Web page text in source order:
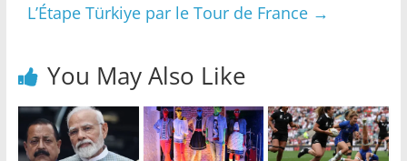
L’Étape Türkiye par le Tour de France →
You May Also Like